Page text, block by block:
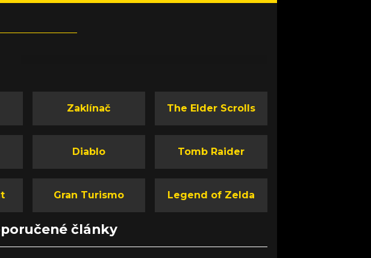
Zaklínač The Elder Scrolls
Diablo Tomb Raider
Gran Turismo Legend of Zelda
články